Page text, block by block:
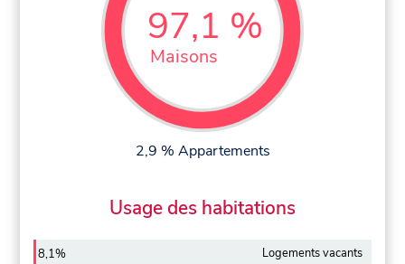
97,1 %
Maisons
2,9 % Appartements
Usage des habitations
8,1% Logements vacants